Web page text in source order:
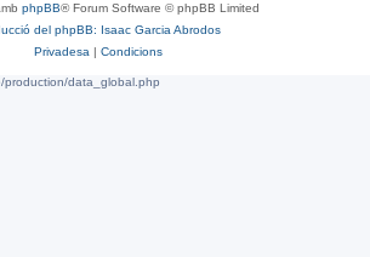
phpBB® Forum Software © phpBB Limited
del phpBB: Isaac Garcia Abrodos
Privadesa | Condicions
data_global.php